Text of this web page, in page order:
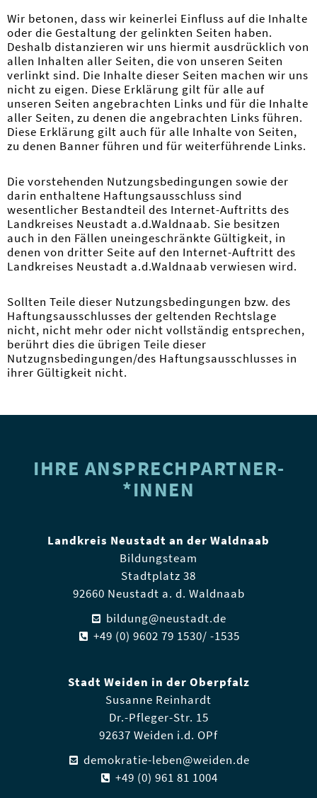
Wir betonen, dass wir keinerlei Einfluss auf die Inhalte
oder die Gestaltung der gelinkten Seiten haben.
Deshalb distanzieren wir uns hiermit ausdrücklich von
allen Inhalten aller Seiten, die von unseren Seiten
verlinkt sind. Die Inhalte dieser Seiten machen wir uns
nicht zu eigen. Diese Erklärung gilt für alle auf
unseren Seiten angebrachten Links und für die Inhalte
aller Seiten, zu denen die angebrachten Links führen.
Diese Erklärung gilt auch für alle Inhalte von Seiten,
zu denen Banner führen und für weiterführende Links.
Die vorstehenden Nutzungsbedingungen sowie der
darin enthaltene Haftungsausschluss sind
wesentlicher Bestandteil des Internet-Auftritts des
Landkreises Neustadt a.d.Waldnaab. Sie besitzen
auch in den Fällen uneingeschränkte Gültigkeit, in
denen von dritter Seite auf den Internet-Auftritt des
Landkreises Neustadt a.d.Waldnaab verwiesen wird.
Sollten Teile dieser Nutzungsbedingungen bzw. des
Haftungsausschlusses der geltenden Rechtslage
nicht, nicht mehr oder nicht vollständig entsprechen,
berührt dies die übrigen Teile dieser
Nutzugnsbedingungen/des Haftungsausschlusses in
ihrer Gültigkeit nicht.
IHRE ANSPRECH­PARTNER­
*INNEN
Landkreis Neustadt an der Waldnaab
Bildungsteam
Stadtplatz 38
92660 Neustadt a. d. Waldnaab
bildung@neustadt.de
+49 (0) 9602 79 1530/ -1535
Stadt Weiden in der Oberpfalz
Susanne Reinhardt
Dr.-Pfleger-Str. 15
92637 Weiden i.d. OPf
demokratie-leben@weiden.de
+49 (0) 961 81 1004